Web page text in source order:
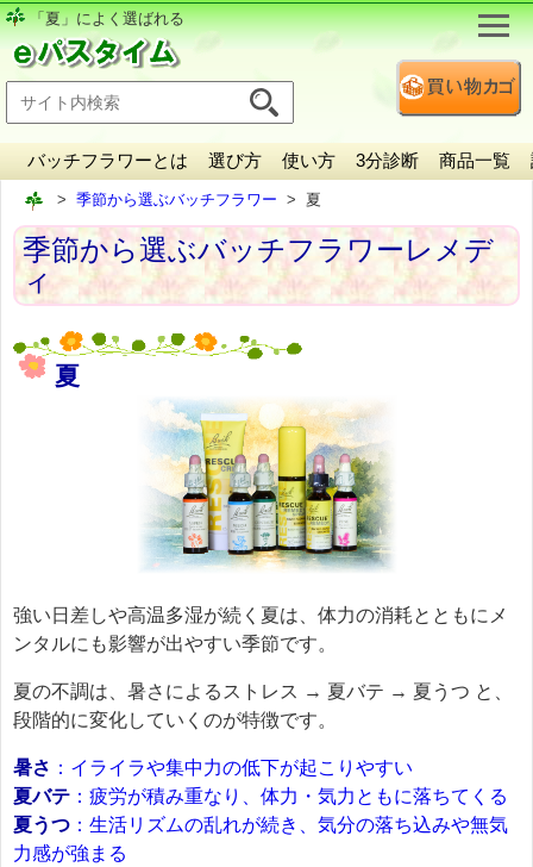
「夏」によく選ばれる
バッチフラワーとは 選び方 使い方 3分診断 商品一覧
季節から選ぶバッチフラワー 夏
季節から選ぶバッチフラワーレメデ
ィ
夏
強い日差しや高温多湿が続く夏は、体力の消耗とともにメ
ンタルにも影響が出やすい季節です。
夏の不調は、暑さによるストレス → 夏バテ → 夏うつ と、
段階的に変化していくのが特徴です。
暑さ ：イライラや集中力の低下が起こりやすい
夏バテ ：疲労が積み重なり、体力・気力ともに落ちてくる
夏うつ ：生活リズムの乱れが続き、気分の落ち込みや無気
力感が強まる